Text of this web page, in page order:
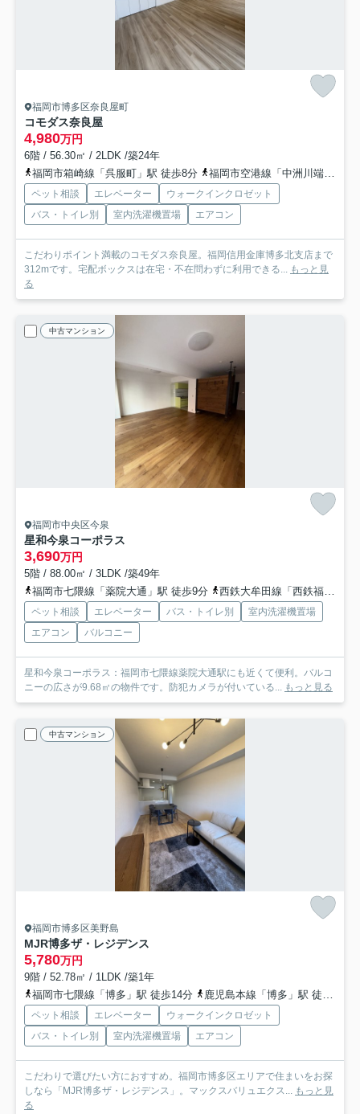
福岡市博多区奈良屋町
コモダス奈良屋
4,980万円
6階 / 56.30㎡ / 2LDK /築24年
福岡市箱崎線「呉服町」駅 徒歩8分
福岡市空港線「中洲川端」駅 徒歩13分
ペット相談 エレベーター
ウォークインクロゼット
バス・トイレ別
室内洗濯機置場 エアコン
こだわりポイント満載のコモダス奈良屋。福岡信用金庫博多北支店まで
312mです。宅配ボックスは在宅・不在問わずに利用できる...
もっと見
る
中古マンション
福岡市中央区今泉
星和今泉コーポラス
3,690万円
5階 / 88.00㎡ / 3LDK /築49年
福岡市七隈線「薬院大通」駅 徒歩9分
西鉄大牟田線「西鉄福岡（天神）」駅 徒歩10分
ペット相談 エレベーター バス・トイレ別
室内洗濯機置場
エアコン
バルコニー
星和今泉コーポラス：福岡市七隈線薬院大通駅にも近くて便利。バルコ
ニーの広さが9.68㎡の物件です。防犯カメラが付いている...
もっと見る
中古マンション
福岡市博多区美野島
MJR博多ザ・レジデンス
5,780万円
9階 / 52.78㎡ / 1LDK /築1年
福岡市七隈線「博多」駅 徒歩14分
鹿児島本線「博多」駅 徒歩15分
ペット相談 エレベーター
ウォークインクロゼット
バス・トイレ別
室内洗濯機置場 エアコン
こだわりで選びたい方におすすめ。福岡市博多区エリアで住まいをお探
しなら「MJR博多ザ・レジデンス」。マックスバリュエクス...
もっと見
る